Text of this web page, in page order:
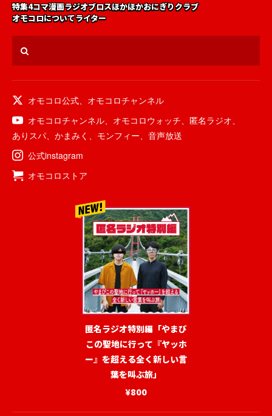
特集4コマ漫画ラジオブロスほかほかおにぎりクラブ
オモコロについてライター
オモコロ公式
オモコロチャンネル
オモコロチャンネル
オモコロウォッチ 匿名ラジオ
ありスパ
かまみく モンフィー
音声放送
公式instagram
オモコロストア
匿名ラジオ特別編「やまび
この聖地に行って『ヤッホ
ー』を超える全く新しい言
葉を叫ぶ旅」
¥800